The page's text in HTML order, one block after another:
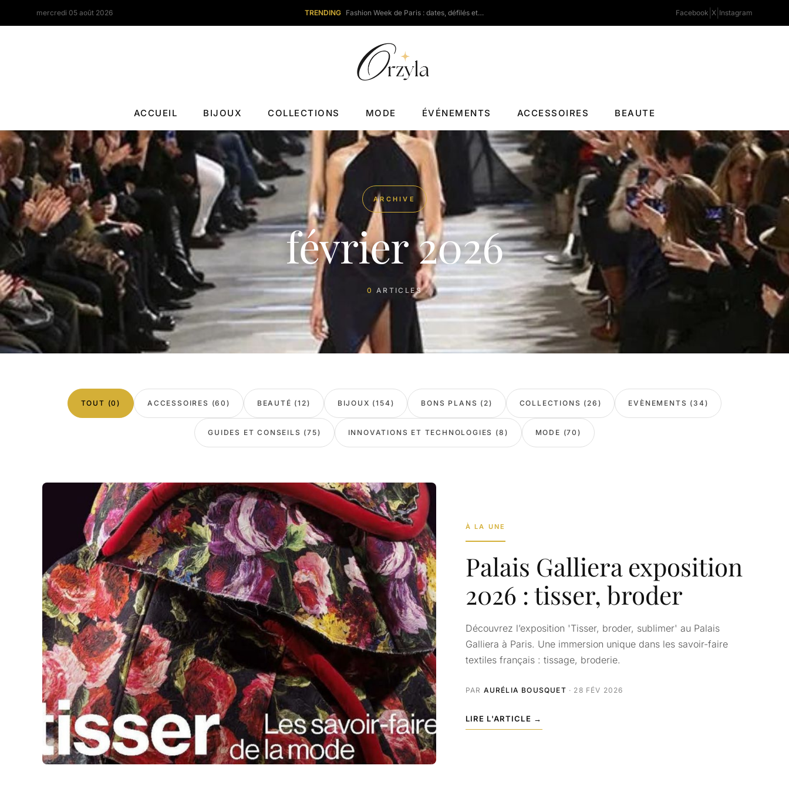
mercredi 05 août 2026 TRENDING Fashion Week de Paris : dates, défilés et… Facebook X Instagram
ACCUEIL BIJOUX COLLECTIONS MODE ÉVÉNEMENTS ACCESSOIRES BEAUTE
ARCHIVE
février 2026
0 ARTICLES
TOUT (0) ACCESSOIRES (60) BEAUTÉ (12) BIJOUX (154) BONS PLANS (2) COLLECTIONS (26) EVÈNEMENTS (34)
GUIDES ET CONSEILS (75) INNOVATIONS ET TECHNOLOGIES (8) MODE (70)
À LA UNE
Palais Galliera exposition
2026 : tisser, broder
Découvrez l’exposition 'Tisser, broder, sublimer' au Palais
Galliera à Paris. Une immersion unique dans les savoir-faire
textiles français : tissage, broderie.
PAR AURÉLIA BOUSQUET · 28 FÉV 2026
LIRE L'ARTICLE →